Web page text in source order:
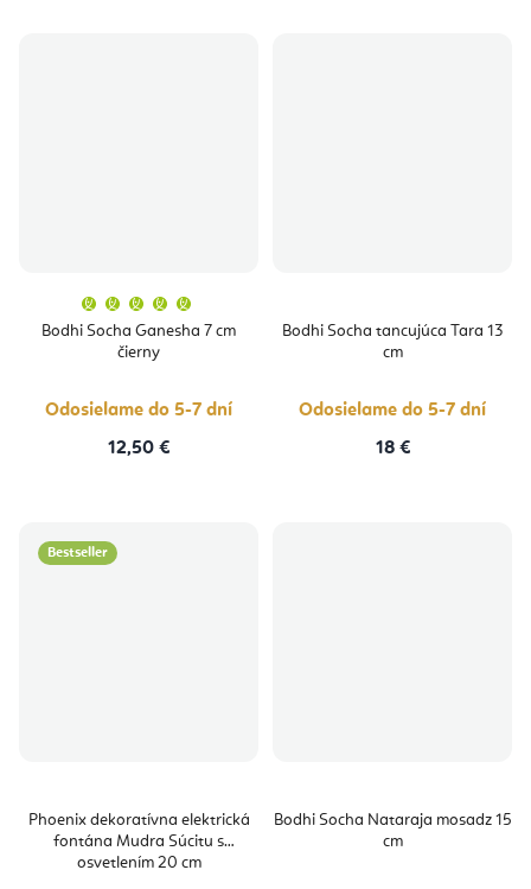
Bodhi Socha Ganesha 7 cm
čierny
produktu
je
hviezdičiek.
Odosielame do 5-7 dní
12,50 €
Bodhi Socha tancujúca Tara 13
cm
Odosielame do 5-7 dní
18 €
Bestseller
Phoenix dekoratívna elektrická
fontána Mudra Súcitu s
osvetlením 20 cm
Bodhi Socha Nataraja mosadz 15
cm